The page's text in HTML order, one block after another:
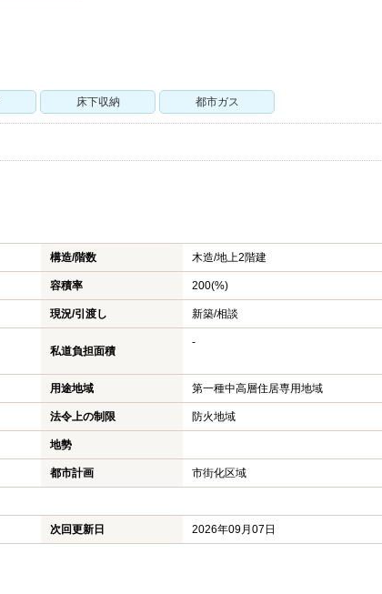
床下収納 都市ガス
構造/階数 木造/地上2階建
容積率 200(%)
現況/引渡し 新築/相談
私道負担面積
-
用途地域 第一種中高層住居専用地域
法令上の制限 防火地域
地勢
都市計画 市街化区域
次回更新日
2026年09月07日